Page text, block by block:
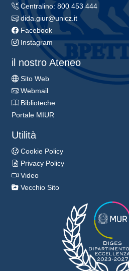
Centralino: 800 453 444
dida.giur@unicz.it
Facebook
Instagram
il nostro Ateneo
Sito Web
Webmail
Biblioteche
Portale MIUR
Utilità
Cookie Policy
Privacy Policy
Video
Vecchio Sito